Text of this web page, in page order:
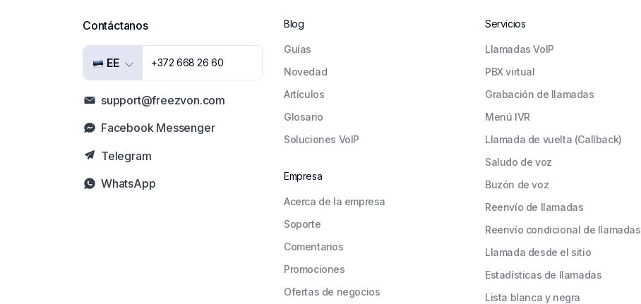
Contáctanos
EE +372 668 26 60
support@freezvon.com
Facebook Messenger
Telegram
WhatsApp
Blog
Guías
Novedad
Artículos
Glosario
Soluciones VoIP
Empresa
Acerca de la empresa
Soporte
Comentarios
Promociones
Ofertas de negocios
Servicios
Llamadas VoIP
PBX virtual
Grabación de llamadas
Menú IVR
Llamada de vuelta (Callback)
Saludo de voz
Buzón de voz
Reenvío de llamadas
Reenvío condicional de llamadas
Llamada desde el sitio
Estadísticas de llamadas
Lista blanca y negra